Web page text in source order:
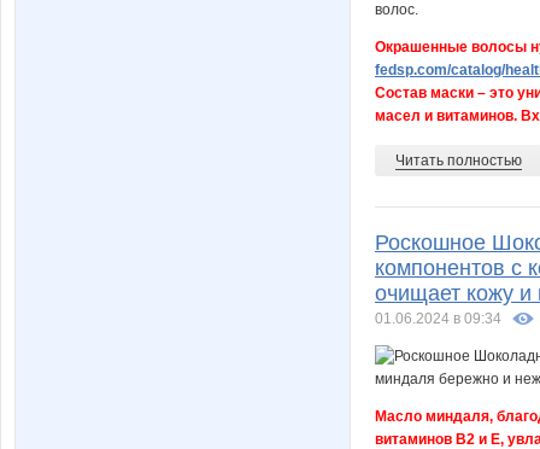
Окрашенные волосы
fedsp.com/catalog/
Состав маски – это
масел и витаминов.
Читать полностью
Роскошное
компонентов с
очищает кожу и
01.06.2024 в 09:34
Масло миндаля,
витаминов B2 и Е,